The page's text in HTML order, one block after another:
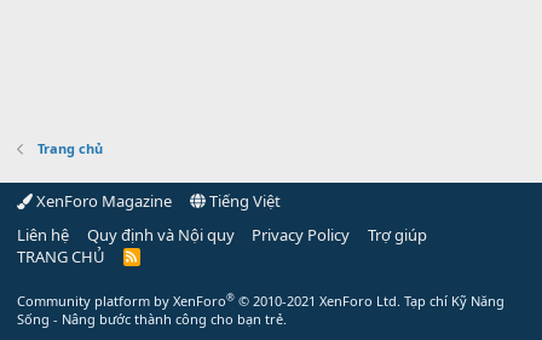
Trang chủ
XenForo Magazine
Tiếng Việt
Liên hệ
Quy định và Nội quy Privacy Policy
Trợ giúp
TRANG CHỦ
R
Community platform by XenForo® © 2010-2021 XenForo Ltd. Tạp chí Kỹ Năng
Sống - Nâng bước thành công cho bạn trẻ.